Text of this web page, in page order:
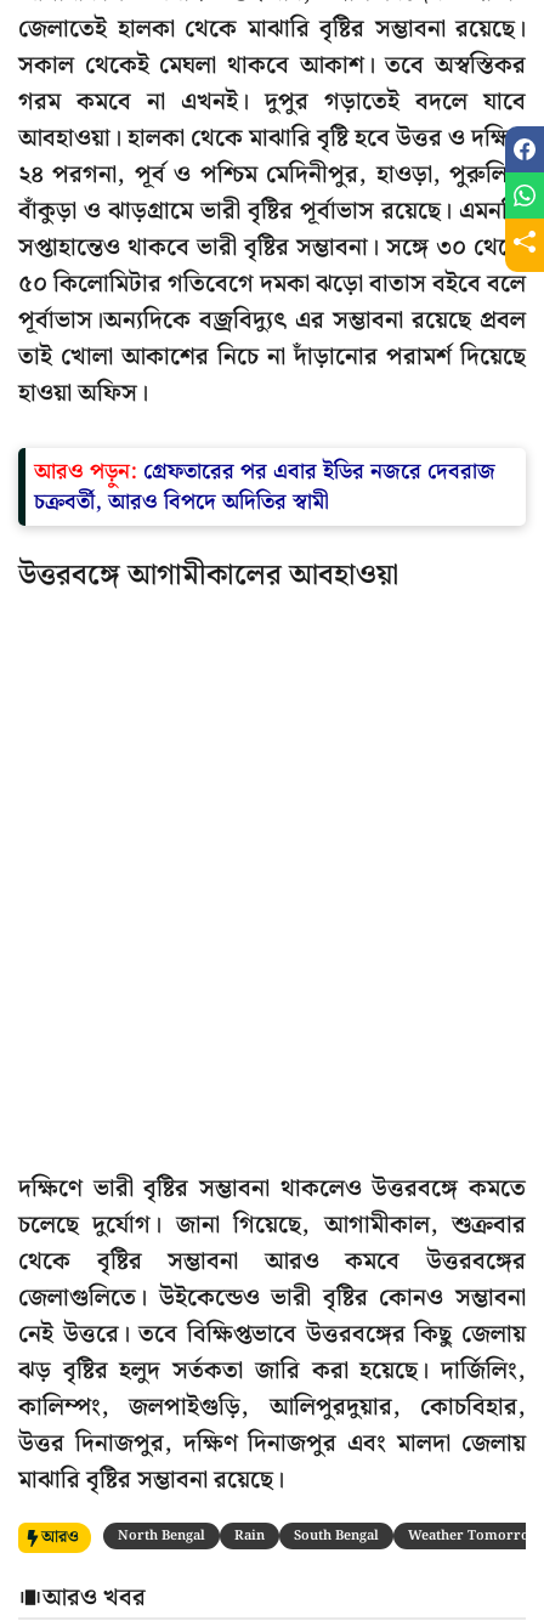
জেলাতেই হালকা থেকে মাঝারি বৃষ্টির সম্ভাবনা রয়েছে।
সকাল থেকেই মেঘলা থাকবে আকাশ। তবে অস্বস্তিকর
গরম কমবে না এখনই। দুপুর গড়াতেই বদলে যাবে
আবহাওয়া। হালকা থেকে মাঝারি বৃষ্টি হবে উত্তর ও দক্ষিণ
২৪ পরগনা, পূর্ব ও পশ্চিম মেদিনীপুর, হাওড়া, পুরুলিয়া
বাঁকুড়া ও ঝাড়গ্রামে ভারী বৃষ্টির পূর্বাভাস রয়েছে। এমনকি
সপ্তাহান্তেও থাকবে ভারী বৃষ্টির সম্ভাবনা। সঙ্গে ৩০ থেকে
৫০ কিলোমিটার গতিবেগে দমকা ঝড়ো বাতাস বইবে বলে
পূর্বাভাস।অন্যদিকে বজ্রবিদ্যুৎ এর সম্ভাবনা রয়েছে প্রবল
তাই খোলা আকাশের নিচে না দাঁড়ানোর পরামর্শ দিয়েছে
হাওয়া অফিস।
আরও পড়ুন: গ্রেফতারের পর এবার ইডির নজরে দেবরাজ
চক্রবর্তী, আরও বিপদে অদিতির স্বামী
উত্তরবঙ্গে আগামীকালের আবহাওয়া
দক্ষিণে ভারী বৃষ্টির সম্ভাবনা থাকলেও উত্তরবঙ্গে কমতে
চলেছে দুর্যোগ। জানা গিয়েছে, আগামীকাল, শুক্রবার
থেকে বৃষ্টির সম্ভাবনা আরও কমবে উত্তরবঙ্গের
জেলাগুলিতে। উইকেন্ডেও ভারী বৃষ্টির কোনও সম্ভাবনা
নেই উত্তরে। তবে বিক্ষিপ্তভাবে উত্তরবঙ্গের কিছু জেলায়
ঝড় বৃষ্টির হলুদ সর্তকতা জারি করা হয়েছে। দার্জিলিং,
কালিম্পং, জলপাইগুড়ি, আলিপুরদুয়ার, কোচবিহার,
উত্তর দিনাজপুর, দক্ষিণ দিনাজপুর এবং মালদা জেলায়
মাঝারি বৃষ্টির সম্ভাবনা রয়েছে।
আরও North Bengal Rain South Bengal Weather Tomorrow
আরও খবর